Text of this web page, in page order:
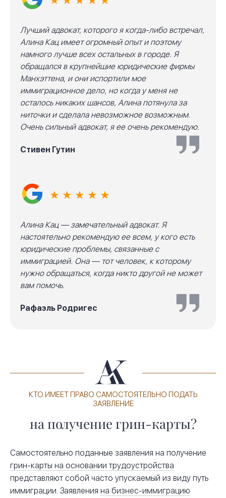
Лучший адвокат, которого я когда-либо встречал,
Алина Кац имеет огромный опыт и поэтому
намного лучше всех остальных в городе. Я
обращался в крупнейшие юридические фирмы
Манхэттена, и они испортили мое
иммиграционное дело, но когда у меня не
осталось никаких шансов, Алина потянула за
ниточки и сделала невозможное возможным.
Очень сильный адвокат, я ее очень рекомендую.
Стивен Гутин
★ ★ ★ ★ ★
Алина Кац — замечательный адвокат. Я
настоятельно рекомендую ее всем, у кого есть
юридические проблемы, связанные с
иммиграцией. Она — тот человек, к которому
нужно обращаться, когда никто другой не может
вам помочь.
Рафаэль Родригес
КТО ИМЕЕТ ПРАВО САМОСТОЯТЕЛЬНО ПОДАТЬ
ЗАЯВЛЕНИЕ
на получение грин-карты?
Самостоятельно поданные заявления на получение
грин-карты на основании трудоустройства
представляют собой часто упускаемый из виду путь
иммиграции. Заявления на бизнес-иммиграцию